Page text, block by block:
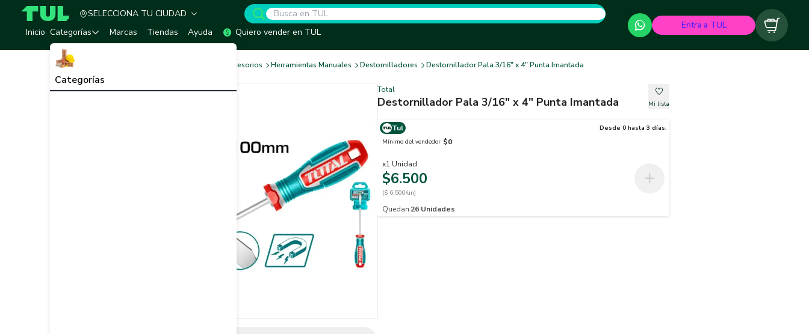
TUL - Tu Marketplace de Construcción
SELECCIONA TU CIUDAD
Inicio Categorías
Categorías
Marcas Tiendas Ayuda Quiero vender en TUL
Entra a TUL Carrito
Herramientas, Equipos y Accesorios Herramientas Manuales Destornilladores Destornillador Pala 3/16" x 4" Punta Imantada
Total
Destornillador Pala 3/16" x 4" Punta Imantada Mi lista
Tul
Desde 0 hasta 3 días.
Mínimo del vendedor $0
x1 Unidad
$6.500
($ 6.500/un)
Quedan 26 Unidades